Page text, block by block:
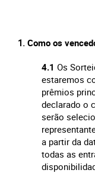
Como os
4.1 Os
estaremos
prêmios
declarado o
serão
a partir da
todas as